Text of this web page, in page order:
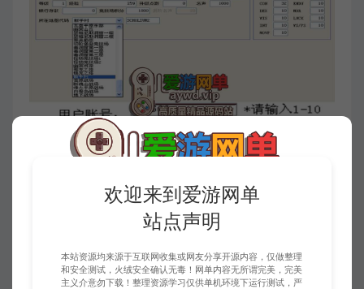
欢迎来到爱游网单
站点声明
本站资源均来源于互联网收集或网友分享开源内容，仅做整理
和安全测试，火绒安全确认无毒！网单内容无所谓完美，完美
主义介意勿下载！整理资源学习仅供单机环境下运行测试，严